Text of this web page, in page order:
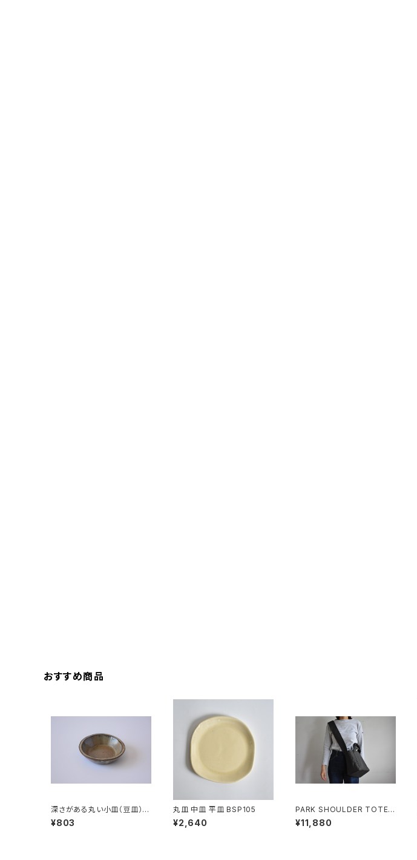
おすすめ商品
深さがある丸い小皿（豆皿）赤
土×白鼠結晶釉
¥803
丸皿 中皿 平皿 BSP105
¥2,640
PARK SHOULDER TOTE B
AG (チャコール/グレー)
¥11,880